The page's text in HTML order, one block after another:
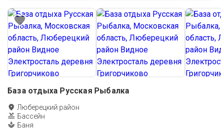
База отдыха Русская Рыбалка
Люберецкий район
Бассейн
Баня